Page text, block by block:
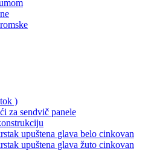
)
za sendvič panele
upuštena glava belo cinkovan
upuštena glava žuto cinkovan